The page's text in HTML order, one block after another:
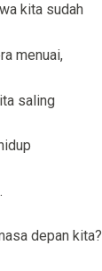
kita sudah
menuai,
saling
depan kita?